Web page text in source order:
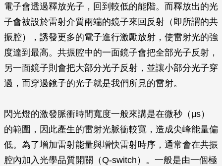
電子會透過釋放光子，回到較低的能階。而釋放出的光
子會被設於雷射介質兩端的鏡子來回反射（即所謂的共
振腔），誘發更多的電子進行激勵放射，使雷射光的強
度達到最高。共振腔中的一面鏡子會把全部光子反射，
另一面鏡子則會把大部分光子反射，並讓小部分光子穿
過，而穿過鏡子的光子就是我們所見的雷射。
閃光燈的激發脈衝時間寬度一般來講是在微秒（μs）
的範圍，因此產生的雷射光脈衝較寬，造成尖峰能量偏
低。為了增加雷射能量與增快雷射時序，通常會在共振
腔內加入光學品質開關（Q-switch）。一般是由一個極